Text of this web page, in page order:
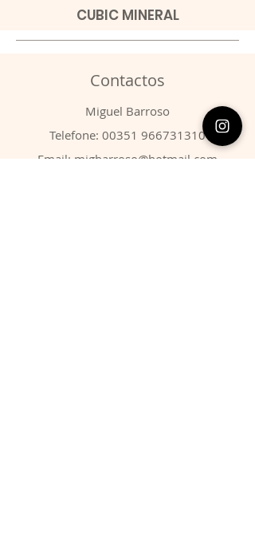
CUBIC MINERAL
Contactos
​Miguel Barroso
Telefone: 00351 966731310
Email: migbarroso@hotmail.com